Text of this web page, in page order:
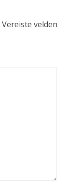
Vereiste velden